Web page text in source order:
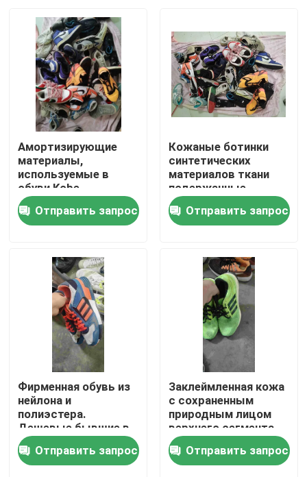
Дом
Продукты
Видео
О нас
Путешествие фабрики
Проверка качества
Свяжитесь мы
Спросите цитату
Подержанная модная одежда
Амортизирующие
материалы,
используемые в
обуви Kobe
Фирменные
баскетбольные
кроссовки
Отправить запрос
Кожаные ботинки
синтетических
материалов ткани
подержанные
заклеймленные
онлайнОтправить запрос
Фирменная обувь из
нейлона и
полиэстера.
Дешевые бывшие в
употреблении
баскетбольные
кроссовки на
Отправить запрос
Заклеймленная кожа
с сохраненным
природным лицом
верхнего сегмента
подержанная полная
ботинками
Отправить запрос